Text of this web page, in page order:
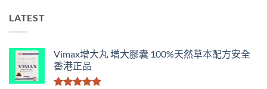
LATEST
Vimax增大丸 增大膠囊 100%天然草本配方安全
香港正品